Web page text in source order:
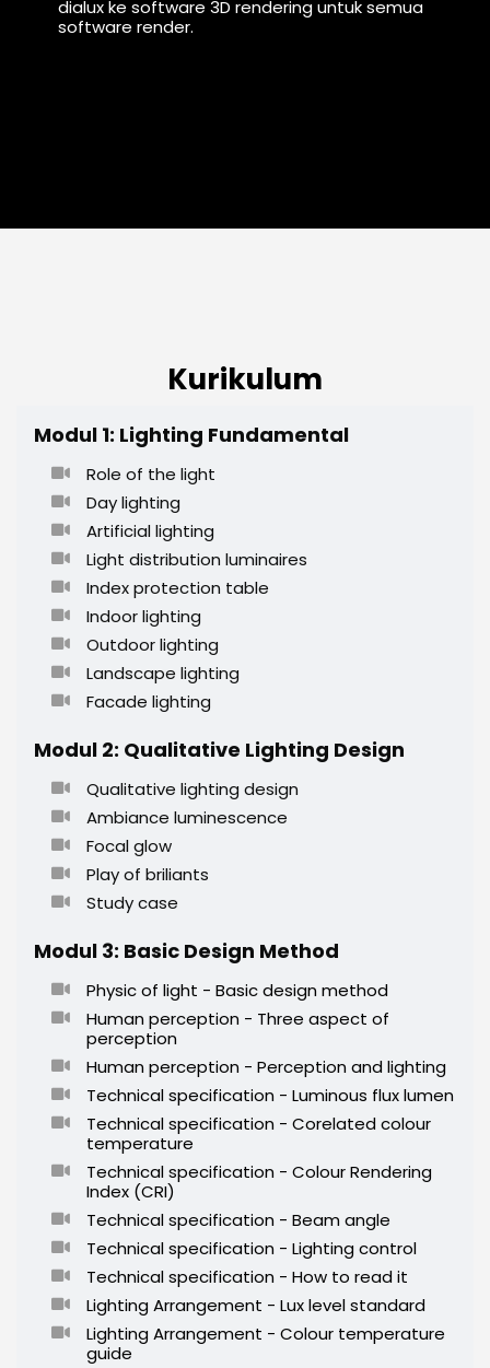
dialux ke software 3D rendering untuk semua
software render.
Kurikulum
Modul 1: Lighting Fundamental
Role of the light
Day lighting
Artificial lighting
Light distribution luminaires
Index protection table
Indoor lighting
Outdoor lighting
Landscape lighting
Facade lighting
Modul 2: Qualitative Lighting Design
Qualitative lighting design
Ambiance luminescence
Focal glow
Play of briliants
Study case
Modul 3: Basic Design Method
Physic of light - Basic design method
Human perception - Three aspect of
perception
Human perception - Perception and lighting
Technical specification - Luminous flux lumen
Technical specification - Corelated colour
temperature
Technical specification - Colour Rendering
Index (CRI)
Technical specification - Beam angle
Technical specification - Lighting control
Technical specification - How to read it
Lighting Arrangement - Lux level standard
Lighting Arrangement - Colour temperature
guide